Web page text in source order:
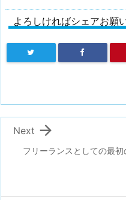
よろしければシェアお願
フリーランスとしての最

Next